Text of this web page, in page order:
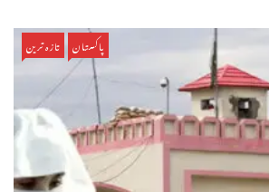
پاکستان تازہ ترین